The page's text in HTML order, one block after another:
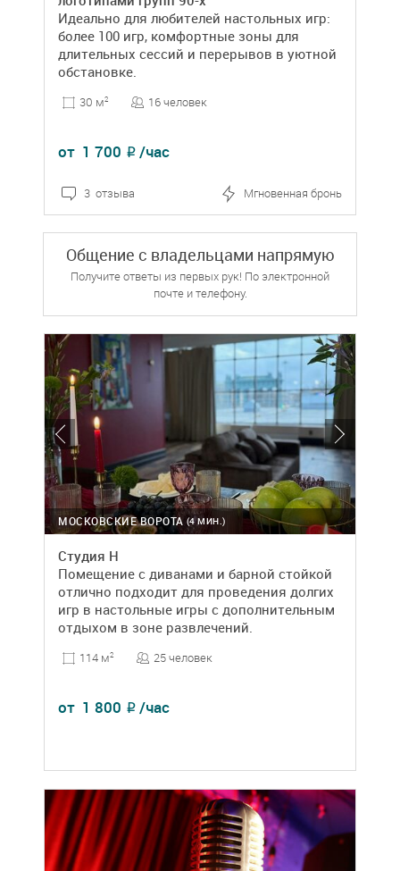
Идеально для любителей настольных игр:
более 100 игр, комфортные зоны для
длительных сессий и перерывов в уютной
обстановке.
30 м2 16 человек
от 1 700 ₽ /час
3 отзыва Мгновенная бронь
Общение с владельцами напрямую
Получите ответы из первых рук! По электронной
почте и телефону.
(4 МИН.)
МОСКОВСКИЕ ВОРОТА
Студия Н
Помещение с диванами и барной стойкой
отлично подходит для проведения долгих
игр в настольные игры с дополнительным
отдыхом в зоне развлечений.
114 м2 25 человек
от 1 800 ₽ /час